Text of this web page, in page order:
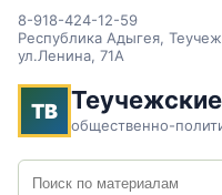
8-918-424-12-59
Республика Адыгея,
ул.Ленина, 71А
ТВ
общественно-
Поиск по сайту